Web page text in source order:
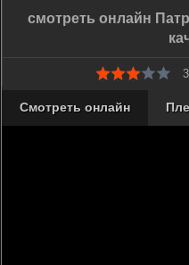
смотреть онлайн
Смотреть онлайн